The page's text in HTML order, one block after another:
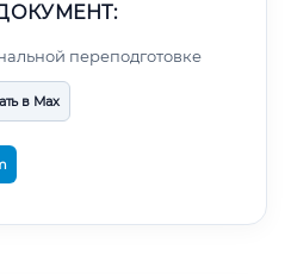
переподготовке
в Max